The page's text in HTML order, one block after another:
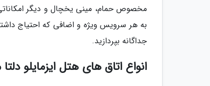
مخصوص حمام، مینی یخچال و دیگر
به هر سرویس ویژه و اضافی که احتیاج
جداگانه بپردازید.
انواع اتاق های هتل ایزمایلو